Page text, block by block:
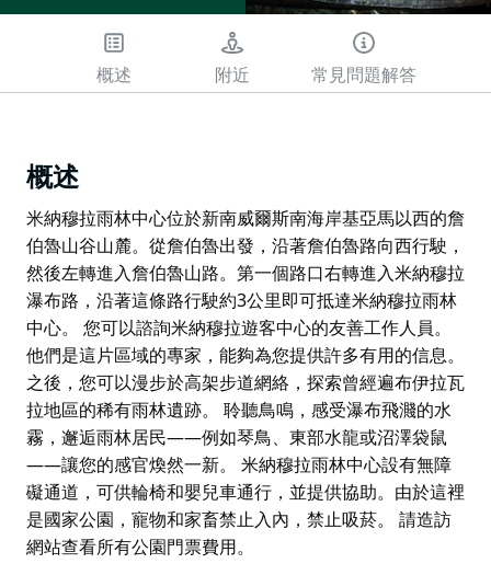
概述 附近 常見問題解答
概述
米納穆拉雨林中心位於新南威爾斯南海岸基亞馬以西的詹
伯魯山谷山麓。從詹伯魯出發，沿著詹伯魯路向西行駛，
然後左轉進入詹伯魯山路。第一個路口右轉進入米納穆拉
瀑布路，沿著這條路行駛約3公里即可抵達米納穆拉雨林
中心。 您可以諮詢米納穆拉遊客中心的友善工作人員。
他們是這片區域的專家，能夠為您提供許多有用的信息。
之後，您可以漫步於高架步道網絡，探索曾經遍布伊拉瓦
拉地區的稀有雨林遺跡。 聆聽鳥鳴，感受瀑布飛濺的水
霧，邂逅雨林居民——例如琴鳥、東部水龍或沼澤袋鼠
——讓您的感官煥然一新。 米納穆拉雨林中心設有無障
礙通道，可供輪椅和嬰兒車通行，並提供協助。由於這裡
是國家公園，寵物和家畜禁止入內，禁止吸菸。 請造訪
網站查看所有公園門票費用。